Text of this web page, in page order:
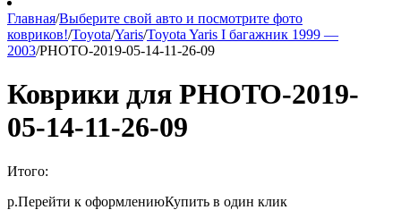
Главная/Выберите свой авто и посмотрите фото
ковриков!/Toyota/Yaris/Toyota Yaris I багажник 1999 —
2003/PHOTO-2019-05-14-11-26-09
Коврики для PHOTO-2019-
05-14-11-26-09
Итого:
р.Перейти к оформлениюКупить в один клик